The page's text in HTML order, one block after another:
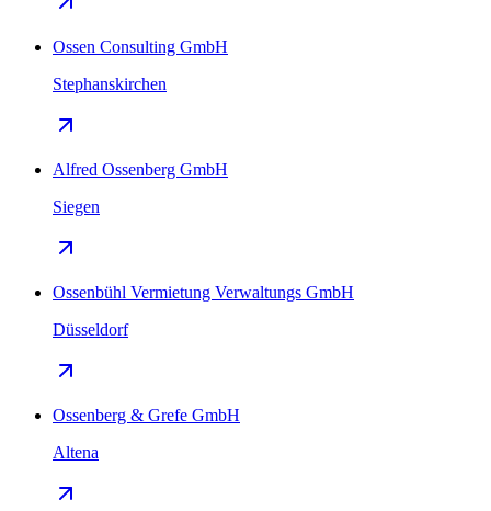
Ossen Consulting GmbH
Stephanskirchen
Alfred Ossenberg GmbH
Siegen
Ossenbühl Vermietung Verwaltungs GmbH
Düsseldorf
Ossenberg & Grefe GmbH
Altena